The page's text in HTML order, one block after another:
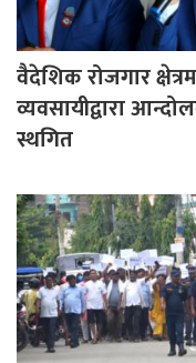
वैदेशिक रोजगार
व्यवसायीद्वारा
स्थगित